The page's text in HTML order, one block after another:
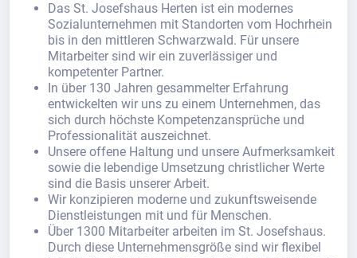
Das St. Josefshaus Herten ist ein modernes
Sozialunternehmen mit Standorten vom Hochrhein
bis in den mittleren Schwarzwald. Für unsere
Mitarbeiter sind wir ein zuverlässiger und
kompetenter Partner.
In über 130 Jahren gesammelter Erfahrung
entwickelten wir uns zu einem Unternehmen, das
sich durch höchste Kompetenzansprüche und
Professionalität auszeichnet.
Unsere offene Haltung und unsere Aufmerksamkeit
sowie die lebendige Umsetzung christlicher Werte
sind die Basis unserer Arbeit.
Wir konzipieren moderne und zukunftsweisende
Dienstleistungen mit und für Menschen.
Über 1300 Mitarbeiter arbeiten im St. Josefshaus.
Durch diese Unternehmensgröße sind wir flexibel